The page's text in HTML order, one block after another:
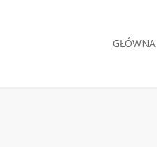
GŁÓWNA